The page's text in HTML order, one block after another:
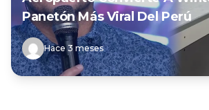
Panetón Más Viral Del Perú
Hace 3 meses